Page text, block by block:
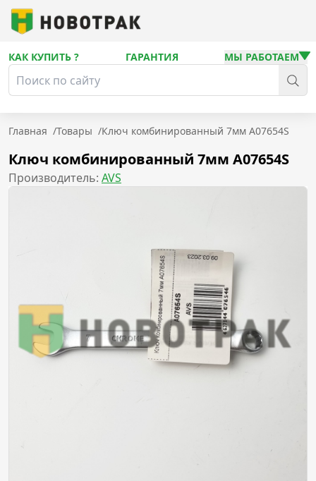
КАК КУПИТЬ ? ГАРАНТИЯ МЫ РАБОТАЕМ
Главная /Товары /Ключ комбинированный 7мм A07654S
Ключ комбинированный 7мм A07654S
Производитель: AVS